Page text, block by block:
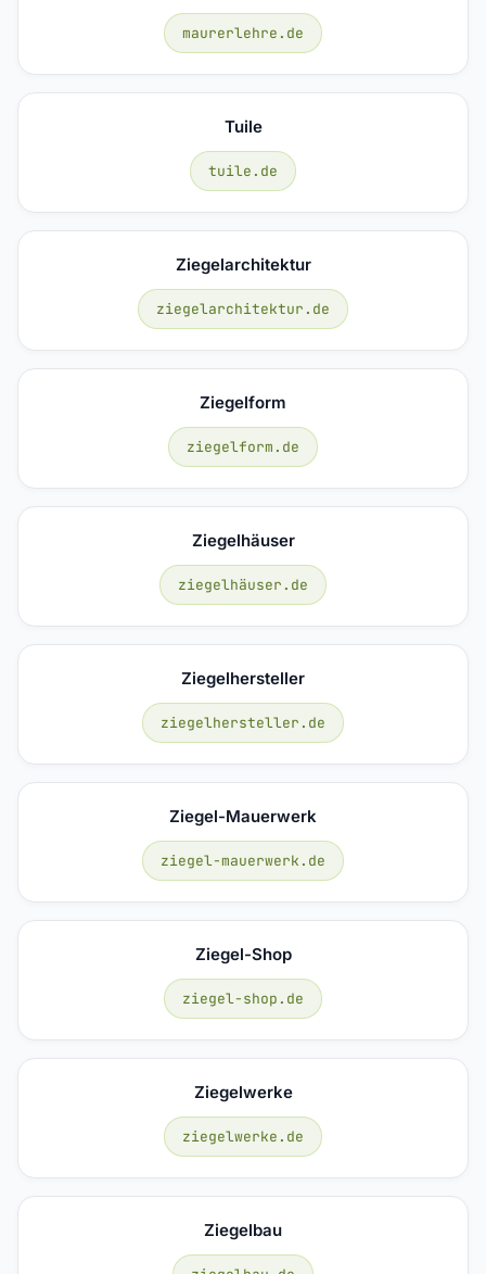
maurerlehre.de
Tuile
tuile.de
Ziegelarchitektur
ziegelarchitektur.de
Ziegelform
ziegelform.de
Ziegelhäuser
ziegelhäuser.de
Ziegelhersteller
ziegelhersteller.de
Ziegel-Mauerwerk
ziegel-mauerwerk.de
Ziegel-Shop
ziegel-shop.de
Ziegelwerke
ziegelwerke.de
Ziegelbau